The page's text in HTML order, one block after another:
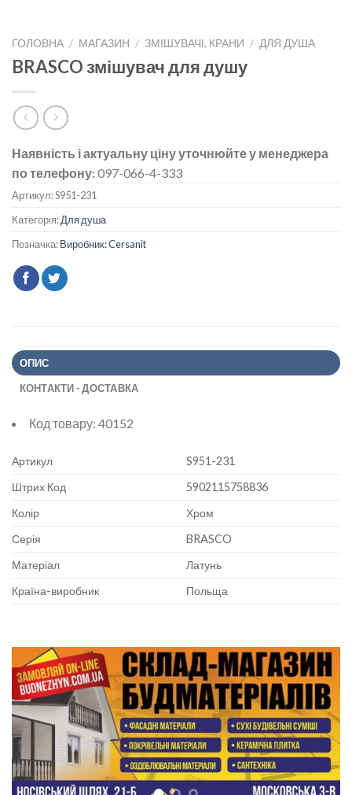
ГОЛОВНА / МАГАЗИН / ЗМІШУВАЧІ, КРАНИ / ДЛЯ ДУША
BRASCO змішувач для душу
Наявність і актуальну ціну уточнюйте у менеджера
по телефону:097-066-4-333
Артикул:S951-231
Категорія:Для душа
Позначка:Виробник: Cersanit
ОПИС
КОНТАКТИ - ДОСТАВКА
Код товару: 40152
Артикул
S951-231
Штрих Код
5902115758836
Колір
Хром
Серія
BRASCO
Матеріал
Латунь
Країна-виробник
Польща